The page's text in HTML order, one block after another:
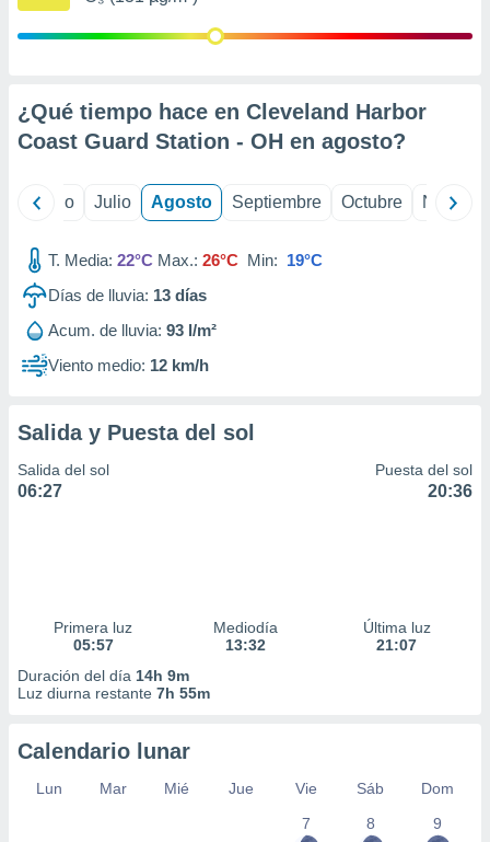
publicidad
publicidad
1199
¿Qué tiempo hace en Cleveland Harbor
Coast Guard Station - OH en agosto?
Junio Julio Agosto Septiembre Octubre
T. Media: 22°C Max.: 26°C Min: 19°C
Días de lluvia: 13 días
Acum. de lluvia: 93 l/m²
Viento medio: 12 km/h
Salida y Puesta del sol
Salida del sol
06:27
Puesta del sol
20:36
Primera luz
05:57
Mediodía
13:32
Última luz
21:07
Duración del día 14h 9m
Luz diurna restante 7h 55m
Calendario lunar
Lun Mar Mié Jue Vie Sáb
Dom
7
8 9